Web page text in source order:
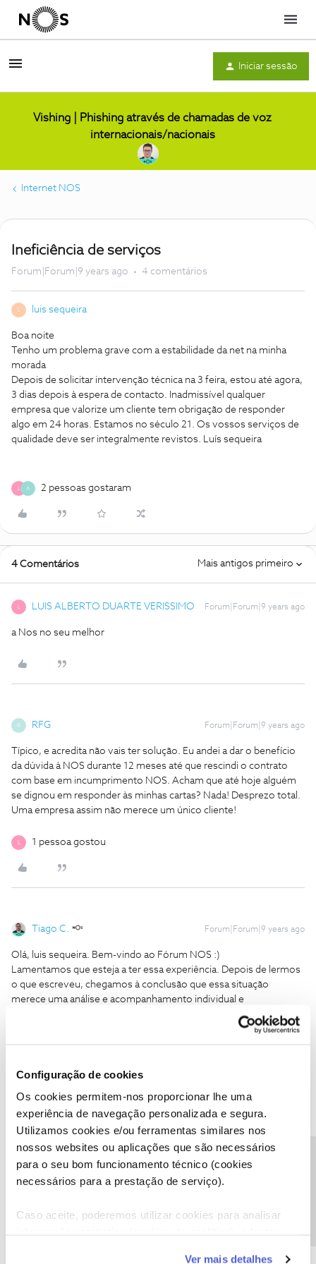
Configuração de cookies
Os cookies permitem-nos proporcionar lhe uma
experiência de navegação personalizada e segura.
Utilizamos cookies e/ou ferramentas similares nos
nossos websites ou aplicações que são necessários
para o seu bom funcionamento técnico (cookies
necessários para a prestação de serviço).
Caso aceite, poderemos utilizar cookies para analisar
Ver mais detalhes
Menu
Iniciar sessão
Vishing | Phishing através de chamadas de voz
internacionais/nacionais
Internet NOS
Ineficiência de serviços
Forum|Forum|9 years ago 4 comentários
luis sequeira
Boa noite
Tenho um problema grave com a estabilidade da net na minha
morada
Depois de solicitar intervenção técnica na 3 feira, estou até agora,
3 dias depois à espera de contacto. Inadmissível qualquer
empresa que valorize um cliente tem obrigação de responder
algo em 24 horas. Estamos no século 21. Os vossos serviços de
qualidade deve ser integralmente revistos. Luís sequeira
A 2 pessoas gostaram
4 Comentários Mais antigos primeiro
LUIS ALBERTO DUARTE VERISSIMO Forum|Forum|9 years ago
a Nos no seu melhor
R RFG Forum|Forum|9 years ago
Típico, e acredita não vais ter solução. Eu andei a dar o benefício
da dúvida à NOS durante 12 meses até que rescindi o contrato
com base em incumprimento NOS. Acham que até hoje alguém
se dignou em responder às minhas cartas? Nada! Desprezo total.
Uma empresa assim não merece um único cliente!
1 pessoa gostou
Tiago C. Forum|Forum|9 years ago
Olá, luis sequeira. Bem-vindo ao Fórum NOS :)
Lamentamos que esteja a ter essa experiência. Depois de lermos
o que escreveu, chegamos à conclusão que essa situação
merece uma análise e acompanhamento individual e
personalizado. Para isso, pedimos que nos ligue, por favor. Uma
equipa técnica vai diagnosticar a origem dessas instabilidades.
Ajude a comunidade a encontrar informação relevante. Marque
como "Melhor Resposta" e faça "Like" nos melhores comentários.
Lamento Sr. Tiago C, quem tem de me contactar é a NOS, eu já